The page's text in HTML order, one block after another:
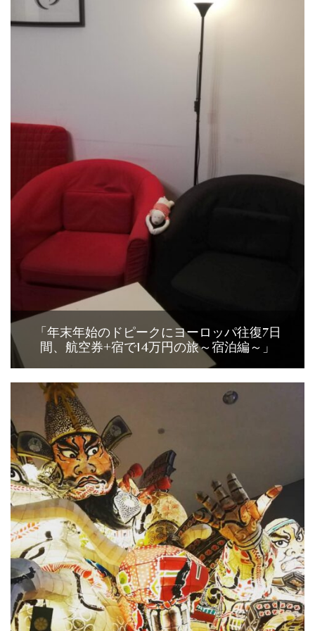
「年末年始のドピークにヨーロッパ往復7日
間、航空券+宿で14万円の旅～宿泊編～」